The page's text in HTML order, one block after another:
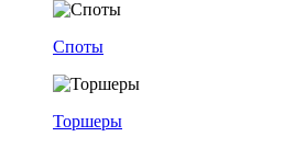
Споты
Торшеры